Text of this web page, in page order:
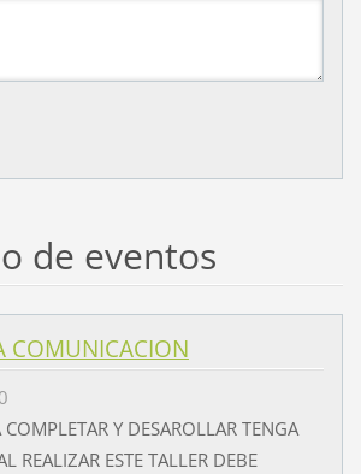
de eventos
COMUNICACION
Y DESAROLLAR TENGA
REALIZAR ESTE TALLER DEBE